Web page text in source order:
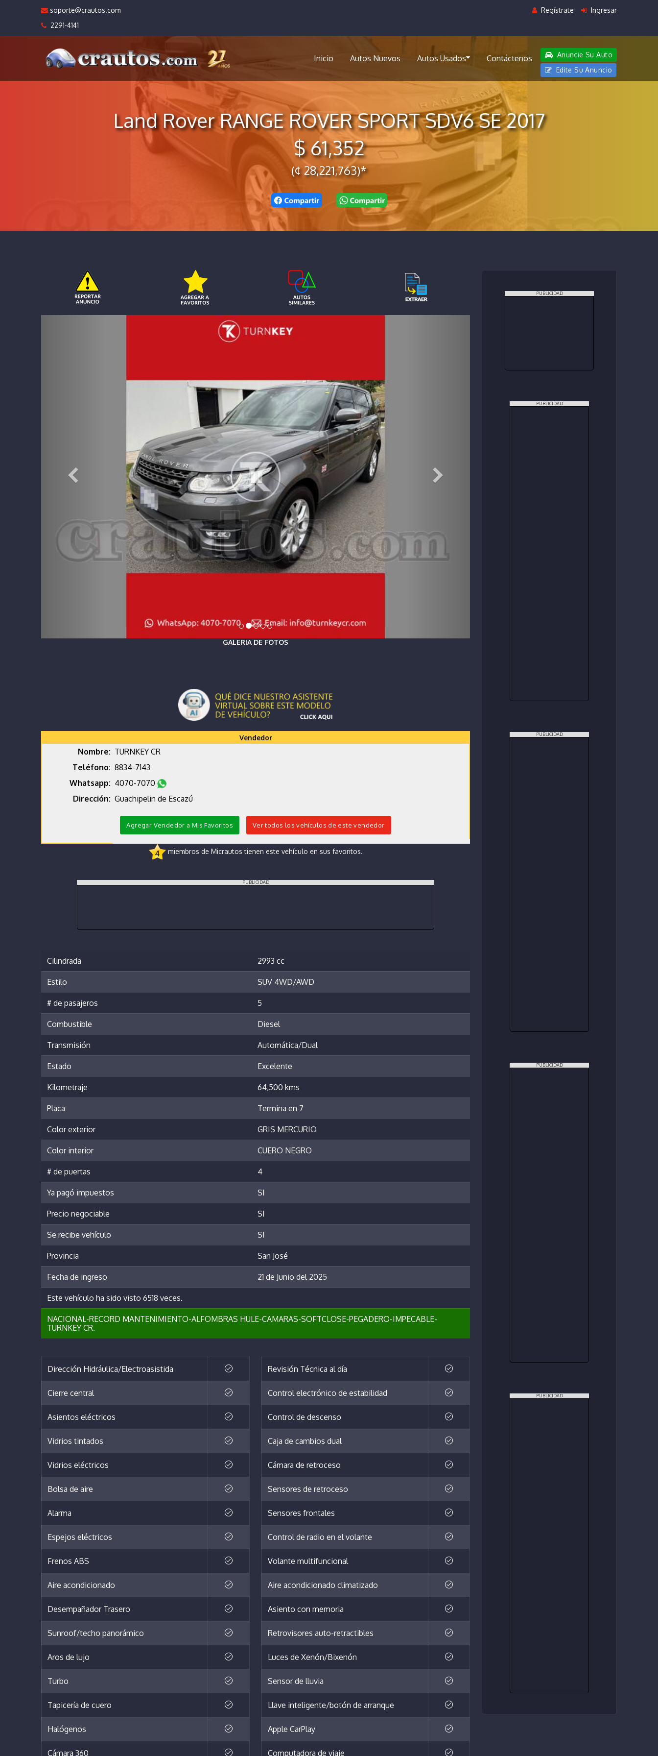
soporte@crautos.com
2291-4141
Regístrate Ingresar
Inicio Autos Nuevos Autos Usados Contáctenos
Anuncie Su Auto
Edite Su Anuncio
Land Rover RANGE ROVER SPORT SDV6 SE 2017
$ 61,352
(¢ 28,221,763)*
GALERIA DE FOTOS
Vendedor
Nombre: TURNKEY CR
Teléfono: 8834-7143
Whatsapp: 4070-7070
Dirección: Guachipelin de Escazú
Agregar Vendedor a Mis Favoritos Ver todos los vehículos de este vendedor
4 miembros de Micrautos tienen este vehículo en sus favoritos.
PUBLICIDAD
Cilindrada 2993 cc
Estilo SUV 4WD/AWD
# de pasajeros 5
Combustible Diesel
Transmisión Automática/Dual
Estado Excelente
Kilometraje 64,500 kms
Placa Termina en 7
Color exterior GRIS MERCURIO
Color interior CUERO NEGRO
# de puertas 4
Ya pagó impuestos SI
Precio negociable SI
Se recibe vehículo SI
Provincia San José
Fecha de ingreso 21 de Junio del 2025
Este vehículo ha sido visto 6518 veces.
NACIONAL-RECORD MANTENIMIENTO-ALFOMBRAS HULE-CAMARAS-SOFTCLOSE-PEGADERO-IMPECABLE-
TURNKEY CR.
Dirección Hidráulica/Electroasistida
Cierre central
Asientos eléctricos
Vidrios tintados
Vidrios eléctricos
Bolsa de aire
Alarma
Espejos eléctricos
Frenos ABS
Aire acondicionado
Desempañador Trasero
Sunroof/techo panorámico
Aros de lujo
Turbo
Tapicería de cuero
Halógenos
Cámara 360
Revisión Técnica al día
Control electrónico de estabilidad
Control de descenso
Caja de cambios dual
Cámara de retroceso
Sensores de retroceso
Sensores frontales
Control de radio en el volante
Volante multifuncional
Aire acondicionado climatizado
Asiento con memoria
Retrovisores auto-retractibles
Luces de Xenón/Bixenón
Sensor de lluvia
Llave inteligente/botón de arranque
Apple CarPlay
Computadora de viaje
PUBLICIDAD
PUBLICIDAD
PUBLICIDAD
PUBLICIDAD
PUBLICIDAD